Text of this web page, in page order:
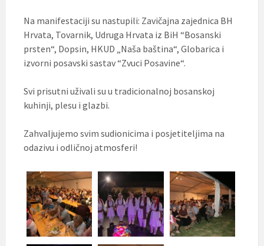
Na manifestaciji su nastupili: Zavičajna zajednica BH
Hrvata, Tovarnik, Udruga Hrvata iz BiH “Bosanski
prsten“, Dopsin, HKUD „Naša baština“, Globarica i
izvorni posavski sastav “Zvuci Posavine“.
Svi prisutni uživali su u tradicionalnoj bosanskoj
kuhinji, plesu i glazbi.
Zahvaljujemo svim sudionicima i posjetiteljima na
odazivu i odličnoj atmosferi!